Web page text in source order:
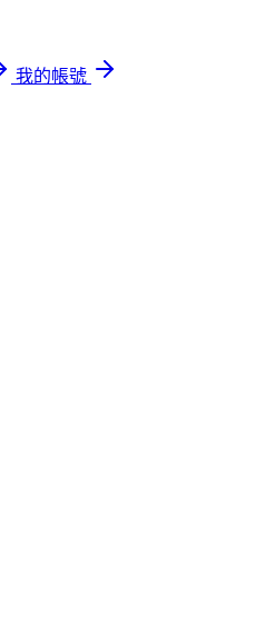
我的帳號